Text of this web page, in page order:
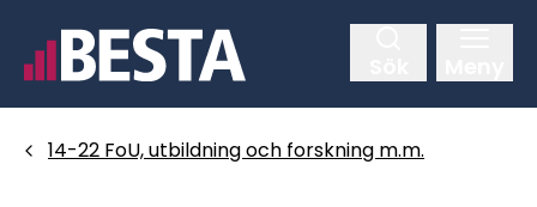
14-22 FoU, utbildning och forskning m.m.